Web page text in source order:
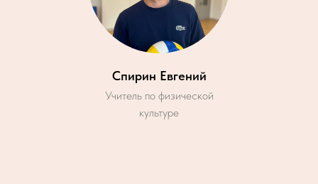
Спирин Евгений
Учитель по физической
культуре